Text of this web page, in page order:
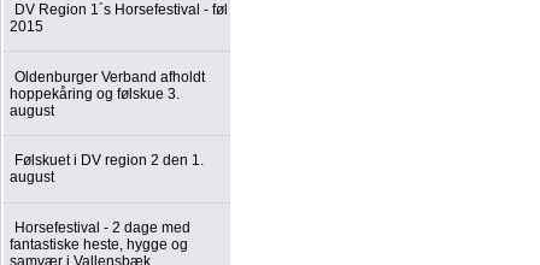
DV Region 1´s Horsefestival - føl
2015
Oldenburger Verband afholdt
hoppekåring og følskue 3.
august
Følskuet i DV region 2 den 1.
august
Horsefestival - 2 dage med
fantastiske heste, hygge og
samvær i Vallensbæk